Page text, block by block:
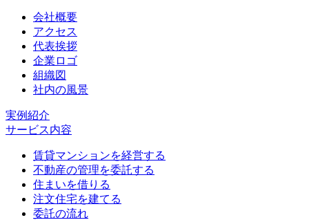
会社概要
アクセス
代表挨拶
企業ロゴ
組織図
社内の風景
実例紹介
サービス内容
賃貸マンションを経営する
不動産の管理を委託する
住まいを借りる
注文住宅を建てる
委託の流れ